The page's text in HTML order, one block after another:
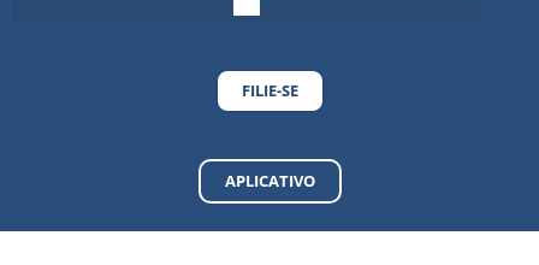
FILIE-SE
APLICATIVO